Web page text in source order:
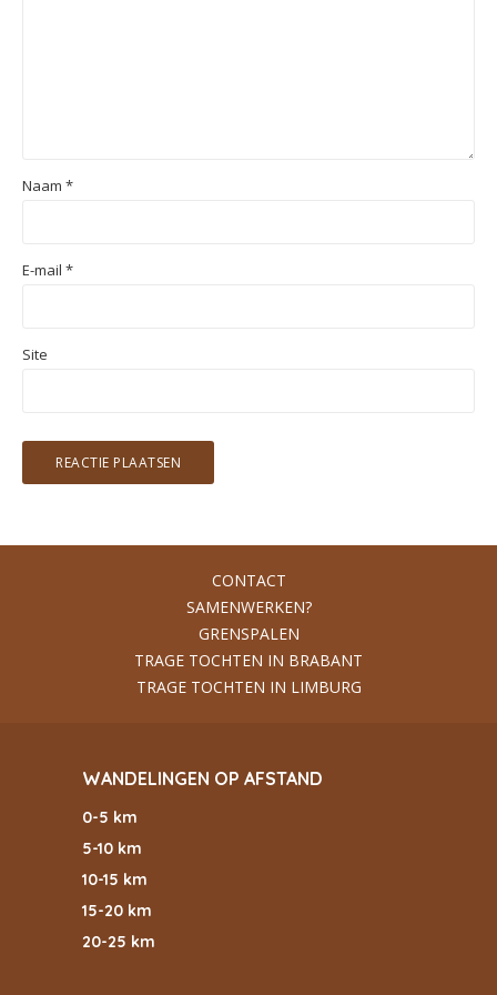
Naam *
E-mail *
Site
CONTACT
SAMENWERKEN?
GRENSPALEN
TRAGE TOCHTEN IN BRABANT
TRAGE TOCHTEN IN LIMBURG
WANDELINGEN OP AFSTAND
0-5 km
5-10 km
10-15 km
15-20 km
20-25 km